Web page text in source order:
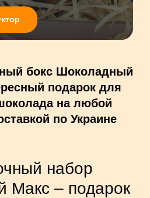
бокс Шоколадный
подарок для
на любой
по Украине
набор
Макс – подарок